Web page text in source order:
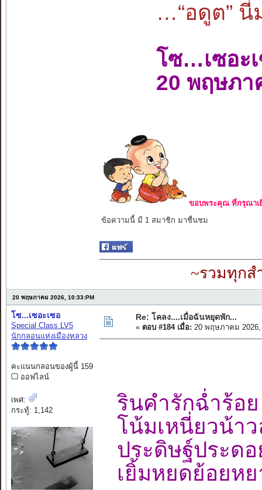
…“อดูต”
โซ…เซอะ
20 พฤษภา
ขอบพระคุณ ที่กรุณาเ
ข้อความนี้ มี 1 สมาชิก มาชื่นชม
~รวมทุกส
20 พฤษภาคม 2026, 10:33:PM
โซ...เซอะเซอ
Special Class LV5
นักกลอนแห่งเมืองหลวง
คะแนนกลอนของผู้นี้ 159
ออฟไลน์
เพศ:
กระทู้: 1,142
Re: โคลง....เมื่อฉันหยุดพัก...
« ตอบ #184 เมื่อ: 20 พฤษภาคม 2026,
รินคำรักฉ่ำร้
โน้มเหนี่ยวน้า
ประดิษฐ์ประด
เยิ้มหยดย้อยห